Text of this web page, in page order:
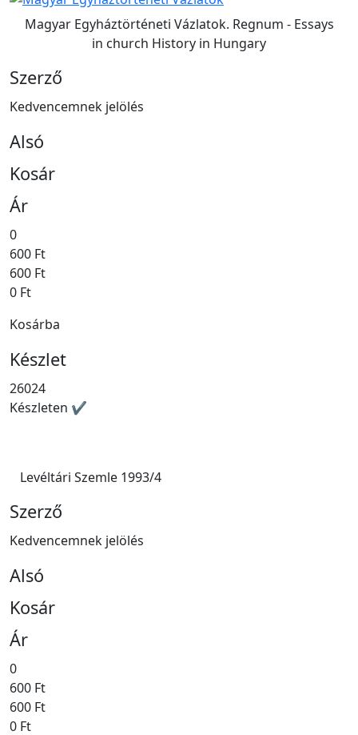
Magyar Egyháztörténeti Vázlatok. Regnum - Essays
in church History in Hungary
Szerző
Kedvencemnek jelölés
Alsó
Kosár
Ár
0
600 Ft
600 Ft
0 Ft
Kosárba
Készlet
26024
Készleten ✔
Levéltári Szemle 1993/4
Szerző
Kedvencemnek jelölés
Alsó
Kosár
Ár
0
600 Ft
600 Ft
0 Ft